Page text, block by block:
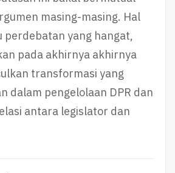
masing-masing. Hal
perdebatan yang hangat,
pada akhirnya akhirnya
transformasi yang
dalam pengelolaan DPR dan
antara legislator dan